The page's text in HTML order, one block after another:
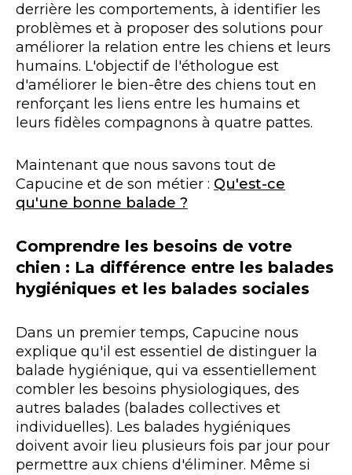
derrière les comportements, à identifier les
problèmes et à proposer des solutions pour
améliorer la relation entre les chiens et leurs
humains. L'objectif de l'éthologue est
d'améliorer le bien-être des chiens tout en
renforçant les liens entre les humains et
leurs fidèles compagnons à quatre pattes.
Maintenant que nous savons tout de
Capucine et de son métier : Qu'est-ce
qu'une bonne balade ?
Comprendre les besoins de votre
chien : La différence entre les balades
hygiéniques et les balades sociales
Dans un premier temps, Capucine nous
explique qu'il est essentiel de distinguer la
balade hygiénique, qui va essentiellement
combler les besoins physiologiques, des
autres balades (balades collectives et
individuelles). Les balades hygiéniques
doivent avoir lieu plusieurs fois par jour pour
permettre aux chiens d'éliminer. Même si